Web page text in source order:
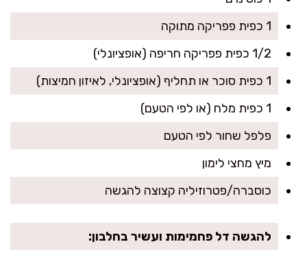
1 כפית פפריקה מתוקה
1/2 כפית פפריקה חריפה (אופציונלי)
1 כפית סוכר או תחליף (אופציונלי, לאיזון חמיצות)
1 כפית מלח (או לפי הטעם)
פלפל שחור לפי הטעם
מיץ מחצי לימון
כוסברה/פטרוזיליה קצוצה להגשה
להגשה דל פחמימות ועשיר בחלבון: